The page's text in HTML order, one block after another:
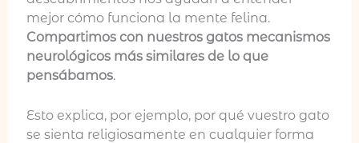
mejor cómo funciona la mente felina.
Compartimos con nuestros gatos mecanismos
neurológicos más similares de lo que
pensábamos.
Esto explica, por ejemplo, por qué vuestro gato
se sienta religiosamente en cualquier forma